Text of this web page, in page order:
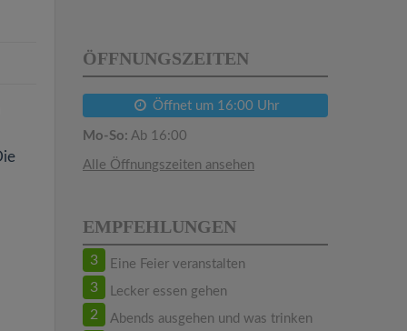
ÖFFNUNGSZEITEN
Öffnet um 16:00 Uhr
Mo-So: Ab 16:00
Alle Öffnungszeiten ansehen
EMPFEHLUNGEN
3 Eine Feier veranstalten
3 Lecker essen gehen
2 Abends ausgehen und was trinken